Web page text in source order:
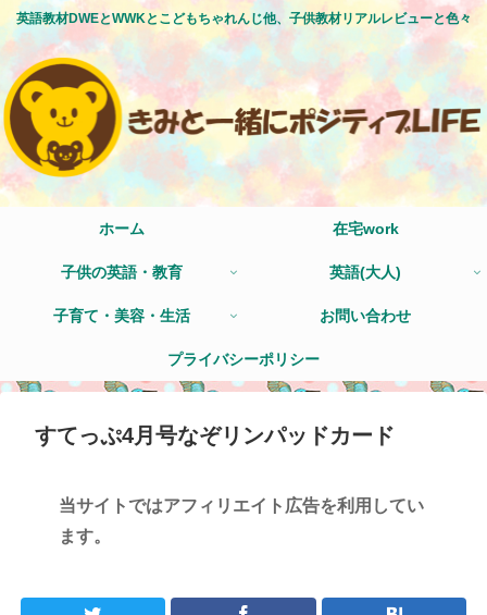
英語教材DWEとWWKとこどもちゃれんじ他、子供教材リアルレビューと色々
ホーム 在宅work
子供の英語・教育 英語(大人)
子育て・美容・生活 お問い合わせ
プライバシーポリシー
すてっぷ4月号なぞリンパッドカード
当サイトではアフィリエイト広告を利用してい
ます。